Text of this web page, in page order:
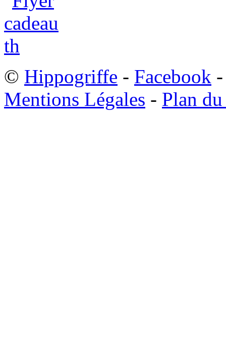
© Hippogriffe - Facebook
Mentions Légales - Plan